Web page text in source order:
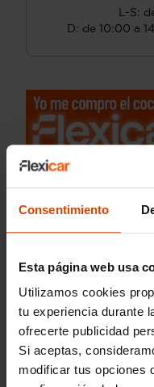
Consentimiento
Esta página web usa
Utilizamos cookies
tu experiencia durante
ofrecerte publicidad
Si aceptas,
modificar tus opciones
L-S:
D: de 10:00 a